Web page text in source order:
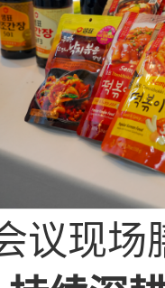
议现